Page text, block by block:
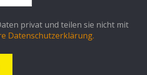
privat und teilen sie nicht mit
Datenschutzerklärung.